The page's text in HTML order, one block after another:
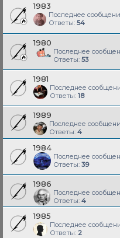
1983
Последнее
Ответы: 54
1980
Последнее
Ответы: 53
1981
Последнее
Ответы: 18
1989
Последнее
Ответы: 4
1984
Последнее
Ответы: 39
1986
Последнее
Ответы: 4
1985
Последнее
Ответы: 2